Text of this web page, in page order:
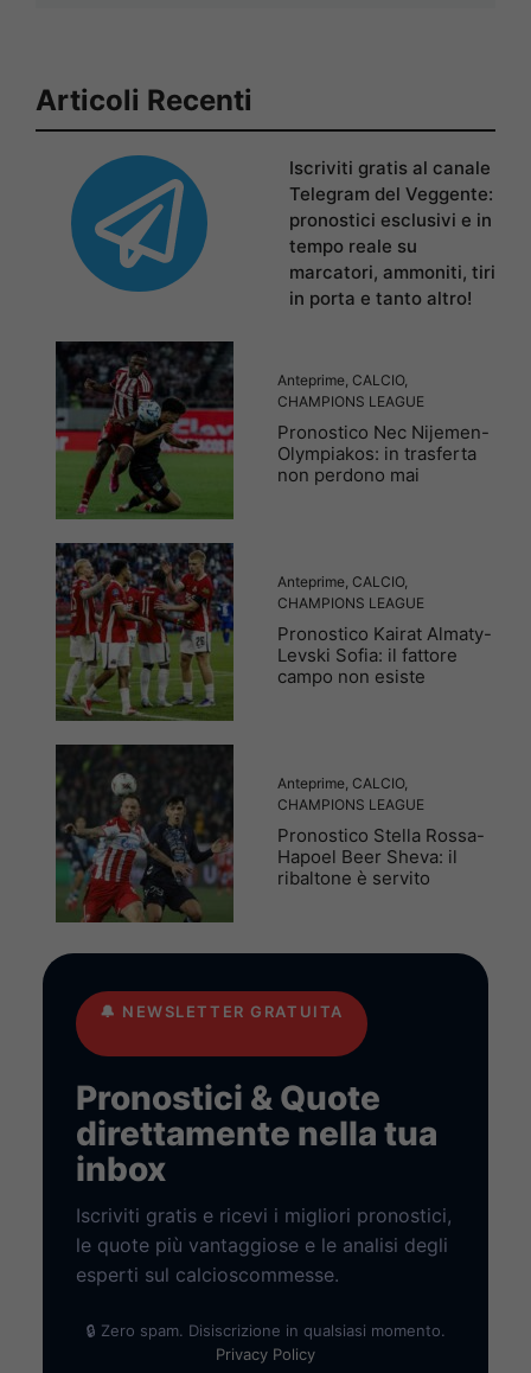
Articoli Recenti
Iscriviti gratis al canale
Telegram del Veggente:
pronostici esclusivi e in
tempo reale su
marcatori, ammoniti, tiri
in porta e tanto altro!
Anteprime CALCIO,
CHAMPIONS LEAGUE
Pronostico Nec Nijemen-
Olympiakos: in trasferta
non perdono mai
Anteprime CALCIO,
CHAMPIONS LEAGUE
Pronostico Kairat Almaty-
Levski Sofia: il fattore
campo non esiste
Anteprime CALCIO,
CHAMPIONS LEAGUE
Pronostico Stella Rossa-
Hapoel Beer Sheva: il
ribaltone è servito
🔔 NEWSLETTER GRATUITA
Pronostici & Quote
direttamente nella tua
inbox
Iscriviti gratis e ricevi i migliori pronostici,
le quote più vantaggiose e le analisi degli
esperti sul calcioscommesse.
🔒 Zero spam. Disiscrizione in qualsiasi momento.
Privacy Policy